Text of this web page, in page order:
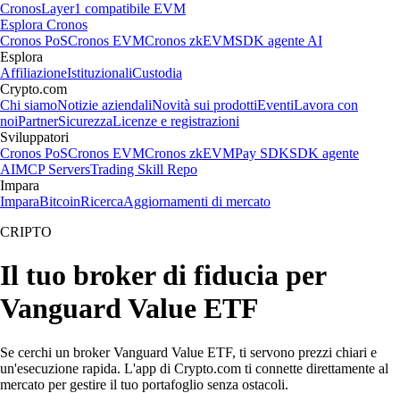
CronosLayer1 compatibile EVM
Esplora Cronos
Cronos PoSCronos EVMCronos zkEVMSDK agente AI
Esplora
AffiliazioneIstituzionaliCustodia
Crypto.com
Chi siamoNotizie aziendaliNovità sui prodottiEventiLavora con
noiPartnerSicurezzaLicenze e registrazioni
Sviluppatori
Cronos PoSCronos EVMCronos zkEVMPay SDKSDK agente
AIMCP ServersTrading Skill Repo
Impara
ImparaBitcoinRicercaAggiornamenti di mercato
CRIPTO
Il tuo broker di fiducia per
Vanguard Value ETF
Se cerchi un broker Vanguard Value ETF, ti servono prezzi chiari e
un'esecuzione rapida. L'app di Crypto.com ti connette direttamente al
mercato per gestire il tuo portafoglio senza ostacoli.